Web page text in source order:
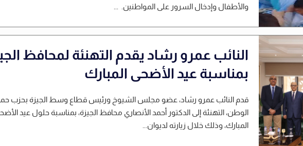
والأطفال وإدخال السرور على المواطنين. ...
النائب عمرو رشاد يقدم التهنئة لمحافظ
بمناسبة عيد الأضحى المبارك
قدم النائب عمرو رشاد، عضو مجلس الشيوخ ورئيس قطاع وسط الجيزة بحزب
الوطن، التهنئة إلى الدكتور أحمد الأنصاري محافظ الجيزة، بمناسبة حلول عيد
المبارك، وذلك خلال زيارته لديوان...